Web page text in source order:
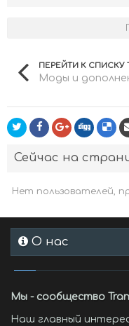
ПЕРЕЙТИ К СПИСКУ
Моды и
Сейчас на
Нет пользователей,
О нас
Мы - сообщество
Наш главный